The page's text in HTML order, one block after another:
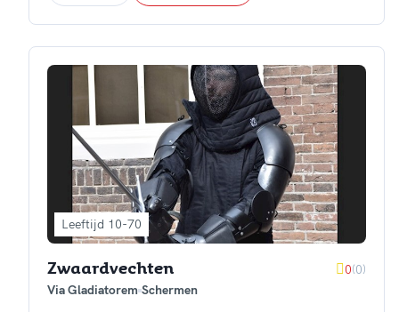
Leeftijd 10-70
Zwaardvechten 0(0)
Via Gladiatorem Schermen